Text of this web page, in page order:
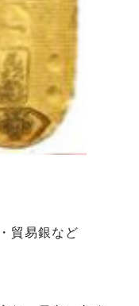
貿易銀など